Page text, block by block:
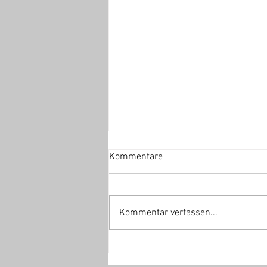
Kommentare
Kommentar verfassen...